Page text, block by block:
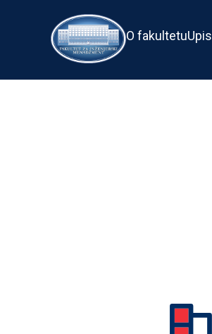
O fakultetuUpis